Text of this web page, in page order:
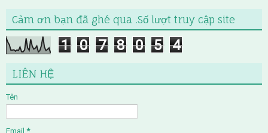
Cảm ơn bạn đã ghé qua .Số lượt truy cập site
1 0 7 8 0 5 4
LIÊN HỆ
Tên
Email *